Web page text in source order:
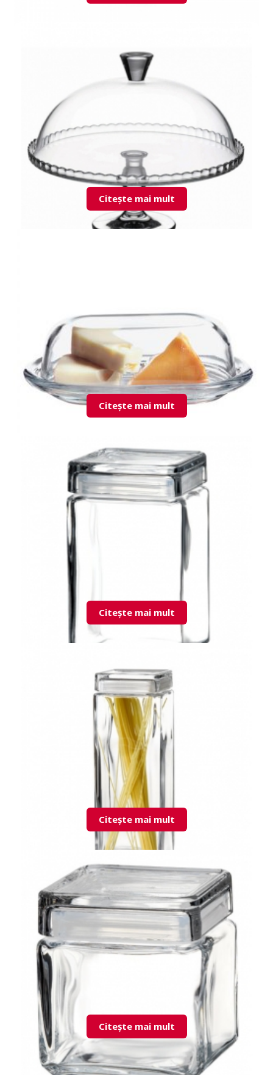
95117 Patisserie suport tort
Citește mai mult
98402 Basic untiera
Citește mai mult
98665 Landmark doza cu capac sticla
Citește mai mult
98666 Landmark doaz cu capac sticla
Citește mai mult
Citește mai mult